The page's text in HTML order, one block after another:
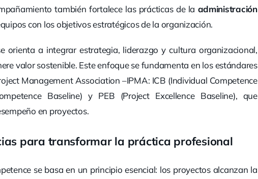
también fortalece las prácticas de la administración
con los objetivos estratégicos de la organización.
orienta a integrar estrategia, liderazgo y cultura organizacional,
valor sostenible. Este enfoque se fundamenta en los estándares
Management Association –IPMA: ICB (Individual Competence
Baseline) y PEB (Project Excellence Baseline), que
en proyectos.
para transformar la práctica profesional
se basa en un principio esencial: los proyectos alcanzan la